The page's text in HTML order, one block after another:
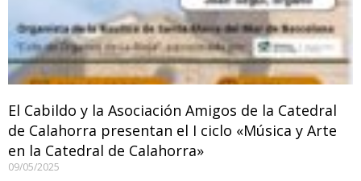
El Cabildo y la Asociación Amigos de la Catedral
de Calahorra presentan el I ciclo «Música y Arte
en la Catedral de Calahorra»
09/05/2025